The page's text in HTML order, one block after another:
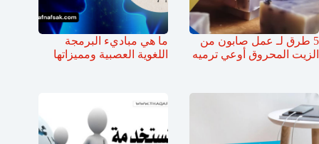
5 طرق لـ عمل صابون من
الزيت المحروق أوعي ترميه
ما هي مباديء البرمجة
اللغوية العصبية ومميزاتها